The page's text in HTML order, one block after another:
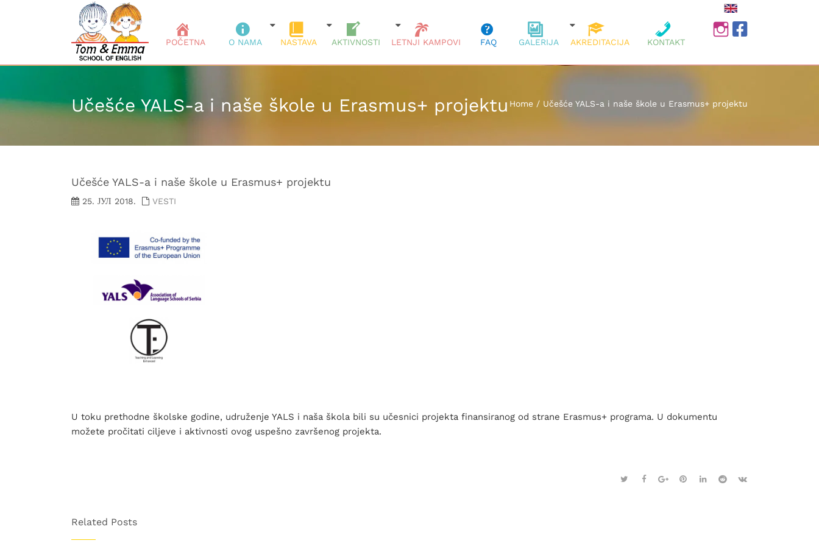
POČETNA O NAMA NASTAVA AKTIVNOSTI LETNJI KAMPOVI FAQ GALERIJA AKREDITACIJA KONTAKT
Učešće YALS-a i naše škole u Erasmus+ projektu Home / Učešće YALS-a i naše škole u Erasmus+ projektu
Učešće YALS-a i naše škole u Erasmus+ projektu
25. ЈУЛ 2018. VESTI
U toku prethodne školske godine, udruženje YALS i naša škola bili su učesnici projekta finansiranog od strane Erasmus+ programa. U dokumentu
možete pročitati ciljeve i aktivnosti ovog uspešno završenog projekta.
Related Posts